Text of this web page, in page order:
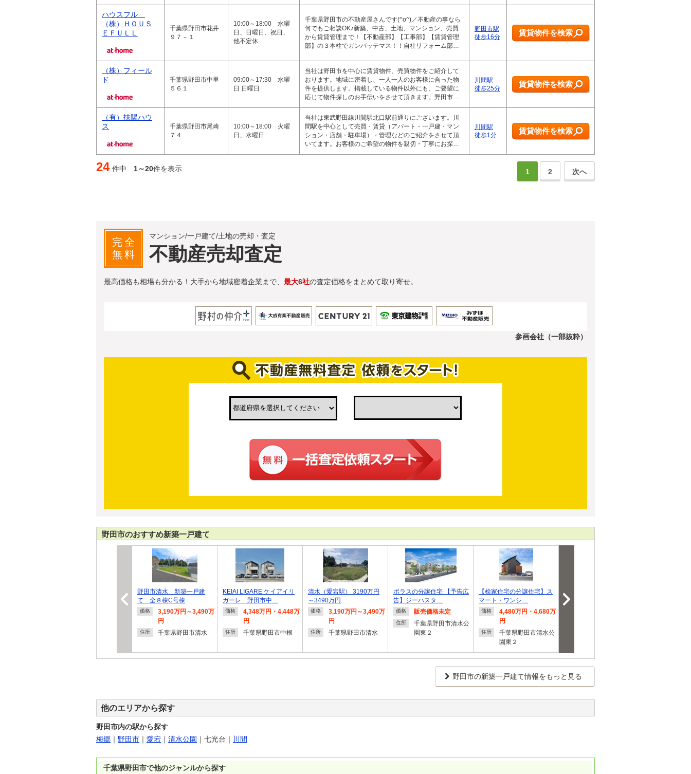
ハウスフル
（株）ＨＯＵＳ
ＥＦＵＬＬ
千葉県野田市花井
９７－１
10:00～18:00 水曜
日、日曜日、祝日、
他不定休
千葉県野田市の不動産屋さんです(^o^)／不動産の事なら
何でもご相談OK♪新築、中古、土地、マンション、売買
から賃貸管理まで！【不動産部】【工事部】【賃貸管理
部】の３本柱でガンバッテマス！！自社リフォーム部…
野田市駅
徒歩16分
賃貸物件を検索
（株）フィール
ド
千葉県野田市中里
５６１
09:00～17:30 水曜
日 日曜日
当社は野田市を中心に賃貸物件、売買物件をご紹介して
おります。地域に密着し、一人一人のお客様に合った物
件を提供します。掲載している物件以外にも、ご要望に
応じて物件探しのお手伝いをさせて頂きます。野田市…
川間駅
徒歩25分
賃貸物件を検索
（有）扶陽ハウ
ス
千葉県野田市尾崎
７４
10:00～18:00 火曜
日、水曜日
当社は東武野田線川間駅北口駅前通りにございます。川
間駅を中心として売買・賃貸（アパート・一戸建・マン
ション・店舗・駐車場）・管理などのご紹介をさせて頂
いてます。お客様のご希望の物件を親切・丁寧にお探…
川間駅
徒歩1分
賃貸物件を検索
24 件中 1～20件を表示 1 2 次へ
完全
無料
マンション/一戸建て/土地の売却・査定
不動産売却査定
最高価格も相場も分かる！大手から地域密着企業まで、 最大6社の査定価格をまとめて取り寄せ。
参画会社（一部抜粋）
野田市のおすすめ新築一戸建て
野田市清水 新築一戸建
て 全８棟C号棟
価格
3,190万円～3,490万
円
住所 千葉県野田市清水
KEIAI LIGARE ケイアイリ
ガーレ 野田市中…
価格
4,348万円・4,448万
円
住所 千葉県野田市中根
清水（愛宕駅） 3190万円
～3490万円
価格
3,190万円～3,490万
円
住所 千葉県野田市清水
ポラスの分譲住宅 【予告広
告】ジーハスタ…
価格 販売価格未定
住所
千葉県野田市清水公
園東２
【桧家住宅の分譲住宅】ス
マート・ワンシ…
価格
4,480万円・4,680万
円
住所
千葉県野田市清水公
園東２
@野田川間/予告広…
野田市の新築一戸建て情報をもっと見る
他のエリアから探す
野田市内の駅から探す
梅郷 ｜ 野田市 ｜ 愛宕 ｜ 清水公園 ｜ 七光台 ｜ 川間
千葉県野田市で他のジャンルから探す